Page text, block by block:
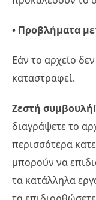
• Προβλήματα
Εάν το αρχείο
καταστραφεί.
Ζεστή συμβουλή
διαγράψετε το
περισσότερα
μπορούν να
τα κατάλληλα